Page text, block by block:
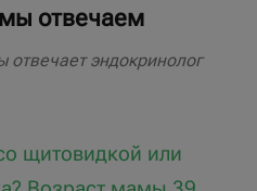
отвечаем
эндокринолог
щитовидкой или